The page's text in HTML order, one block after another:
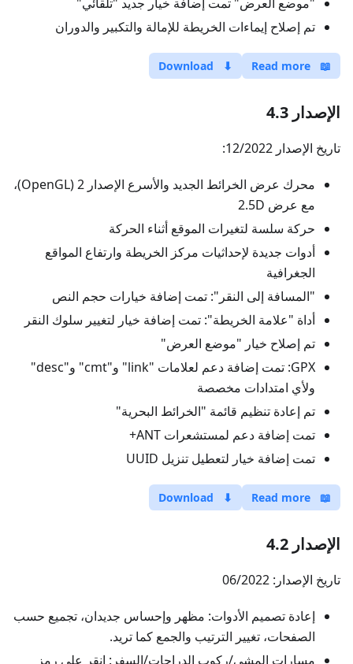
تم إصلاح إيماءات الخريطة للإمالة والتكبير والدوران
📖
Read more
⬇
Download
الإصدار 4.3
تاريخ الإصدار 12/2022:
محرك عرض الخرائط الجديد والأسرع الإصدار 2 (OpenGL)،
مع عرض 2.5D
حركة سلسة لتغيرات الموقع أثناء الحركة
أدوات جديدة لإحداثيات مركز الخريطة وارتفاع المواقع
الجغرافية
"المسافة إلى النقر": تمت إضافة خيارات حجم النص
أداة "علامة الخريطة": تمت إضافة خيار لتغيير سلوك النقر
تم إصلاح خيار "موضع العرض"
GPX: تمت إضافة دعم لعلامات "link" و"cmt" و"desc"
ولأي امتدادات مخصصة
تم إعادة تنظيم قائمة "الخرائط البحرية"
تمت إضافة دعم لمستشعرات ANT+
تمت إضافة خيار لتعطيل تنزيل UUID
📖
Read more
⬇
Download
الإصدار 4.2
تاريخ الإصدار: 06/2022
إعادة تصميم الأدوات: مظهر وإحساس جديدان، تجميع حسب
الصفحات، تغيير الترتيب والجمع كما تريد.
مسارات المشي/ركوب الدراجات/السفر: انقر على رمز